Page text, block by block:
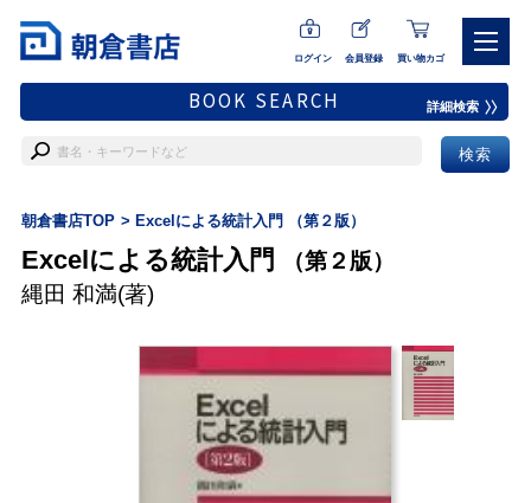
ログイン 会員登録 買い物カゴ
BOOK SEARCH 詳細検索
朝倉書店TOP Excelによる統計入門 （第２版）
Excelによる統計入門
（第２版）
縄田 和満(著)